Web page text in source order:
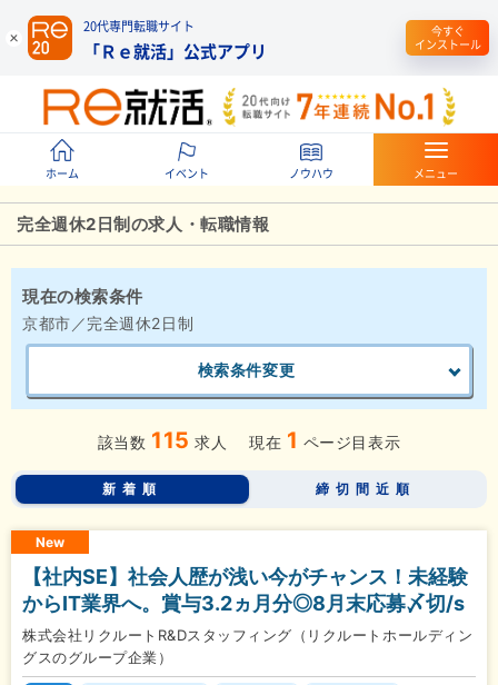
20代専門転職サイト
「Ｒｅ就活」公式アプリ
今すぐ
インストール
ホーム イベント ノウハウ メニュー
完全週休2日制の求人・転職情報
現在の検索条件
京都市／完全週休2日制
検索条件変更
該当数 115 求人 現在 1 ページ目表示
新着順 締切間近順
New
【社内SE】社会人歴が浅い今がチャンス！未経験
からIT業界へ。賞与3.2ヵ月分◎8月末応募〆切/s
株式会社リクルートR&Dスタッフィング（リクルートホールディン
グスのグループ企業）